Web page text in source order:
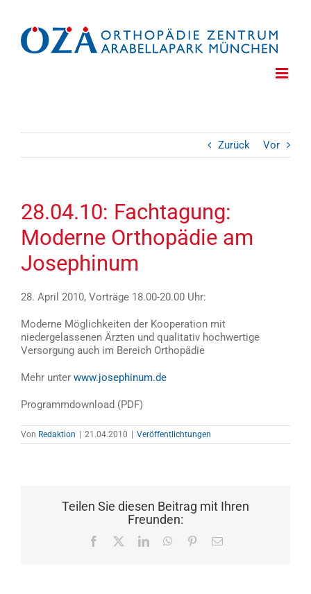
springen
Zurück Vor
28.04.10: Fachtagung:
Moderne Orthopädie am
Josephinum
28. April 2010, Vorträge 18.00-20.00 Uhr:
Moderne Möglichkeiten der Kooperation mit
niedergelassenen Ärzten und qualitativ hochwertige
Versorgung auch im Bereich Orthopädie
Mehr unter www.josephinum.de
Programmdownload (PDF)
Von Redaktion | 21.04.2010 | Veröffentlichtungen
Teilen Sie diesen Beitrag mit Ihren
Freunden:
Facebook LinkedInWhatsApp
Pinterest
E-